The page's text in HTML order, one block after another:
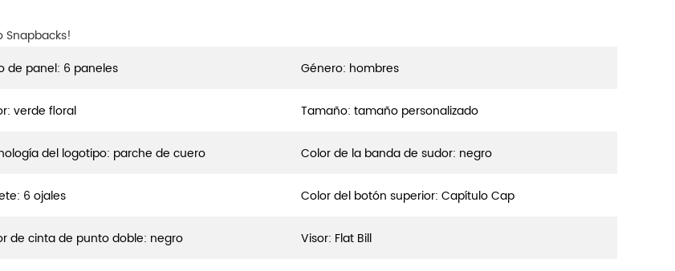
de panel: 6 paneles Género: hombres
verde floral Tamaño: tamaño personalizado
del logotipo: parche de cuero Color de la banda de sudor: negro
6 ojales Color del botón superior: Capítulo Cap
de cinta de punto doble: negro Visor: Flat Bill